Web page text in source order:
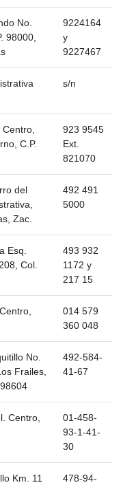
No.
98000,
9224164
y
9227467
s/n
C.P.
923 9545
Ext.
821070
del
Zac.
492 491
5000
Esq.
Col.
493 932
1172 y
217 15
014 579
360 048
No.
Frailes,
492-584-
41-67
Centro,
01-458-
93-1-41-
30
Km. 11
478-94-